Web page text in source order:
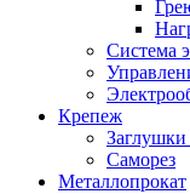
Система
Крепеж
Заглушки
Саморез
Металлопрокат